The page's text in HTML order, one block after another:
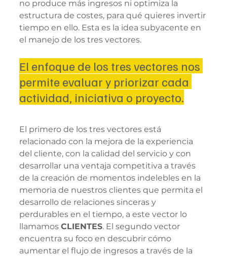
no produce más ingresos ni optimiza la
estructura de costes, para qué quieres invertir
tiempo en ello. Esta es la idea subyacente en
el manejo de los tres vectores.
El enfoque de los tres vectores nos
permite evaluar y priorizar cada
actividad, iniciativa o proyecto.
El primero de los tres vectores está
relacionado con la mejora de la experiencia
del cliente, con la calidad del servicio y con
desarrollar una ventaja competitiva a través
de la creación de momentos indelebles en la
memoria de nuestros clientes que permita el
desarrollo de relaciones sinceras y
perdurables en el tiempo, a este vector lo
llamamos CLIENTES. El segundo vector
encuentra su foco en descubrir cómo
aumentar el flujo de ingresos a través de la